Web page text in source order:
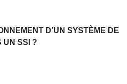
D’UN SYSTÈME DE
UN SSI ?